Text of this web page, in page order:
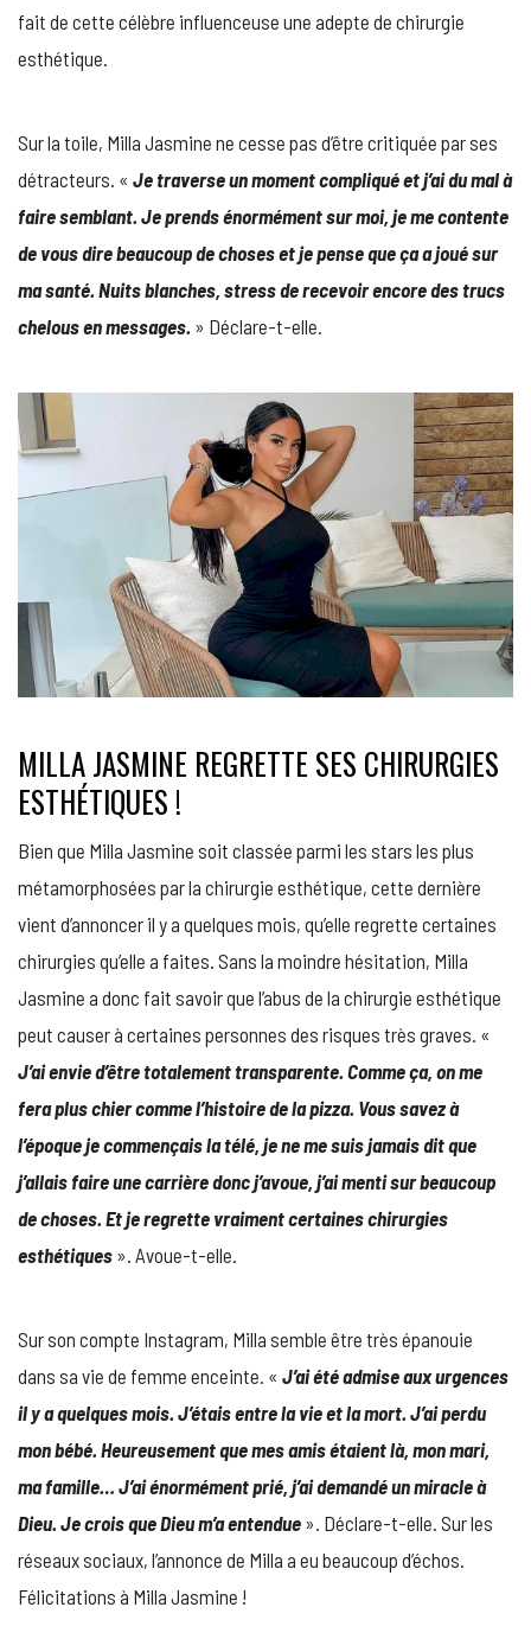
fait de cette célèbre influenceuse une adepte de chirurgie
esthétique.
Sur la toile, Milla Jasmine ne cesse pas d’être critiquée par ses
détracteurs. « Je traverse un moment compliqué et j’ai du mal à
faire semblant. Je prends énormément sur moi, je me contente
de vous dire beaucoup de choses et je pense que ça a joué sur
ma santé. Nuits blanches, stress de recevoir encore des trucs
chelous en messages. » Déclare-t-elle.
MILLA JASMINE REGRETTE SES CHIRURGIES
ESTHÉTIQUES !
Bien que Milla Jasmine soit classée parmi les stars les plus
métamorphosées par la chirurgie esthétique, cette dernière
vient d’annoncer il y a quelques mois, qu’elle regrette certaines
chirurgies qu’elle a faites. Sans la moindre hésitation, Milla
Jasmine a donc fait savoir que l’abus de la chirurgie esthétique
peut causer à certaines personnes des risques très graves. «
J’ai envie d’être totalement transparente. Comme ça, on me
fera plus chier comme l’histoire de la pizza. Vous savez à
l’époque je commençais la télé, je ne me suis jamais dit que
j’allais faire une carrière donc j’avoue, j’ai menti sur beaucoup
de choses. Et je regrette vraiment certaines chirurgies
esthétiques ». Avoue-t-elle.
Sur son compte Instagram, Milla semble être très épanouie
dans sa vie de femme enceinte. « J’ai été admise aux urgences
il y a quelques mois. J’étais entre la vie et la mort. J’ai perdu
mon bébé. Heureusement que mes amis étaient là, mon mari,
ma famille… J’ai énormément prié, j’ai demandé un miracle à
Dieu. Je crois que Dieu m’a entendue ». Déclare-t-elle. Sur les
réseaux sociaux, l’annonce de Milla a eu beaucoup d’échos.
Félicitations à Milla Jasmine !